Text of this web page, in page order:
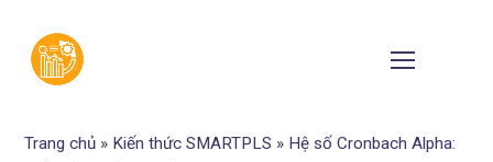
Trang chủ » Kiến thức SMARTPLS » Hệ số Cronbach Alpha: